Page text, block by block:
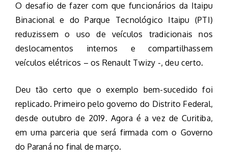
O desafio de fazer com que funcionários da Itaipu
Binacional e do Parque Tecnológico Itaipu (PTI)
reduzissem o uso de veículos tradicionais nos
deslocamentos internos e compartilhassem
veículos elétricos – os Renault Twizy -, deu certo.
Deu tão certo que o exemplo bem-sucedido foi
replicado. Primeiro pelo governo do Distrito Federal,
desde outubro de 2019. Agora é a vez de Curitiba,
em uma parceria que será firmada com o Governo
do Paraná no final de março.